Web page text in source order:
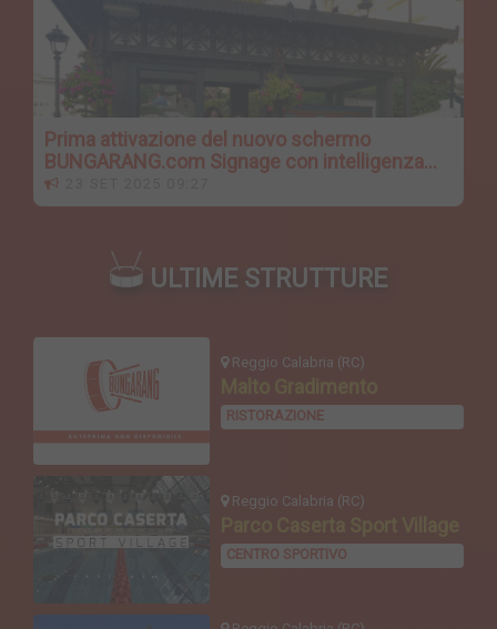
Prima attivazione del nuovo schermo
BUNGARANG.com Signage con intelligenza
artificiale
ULTIME STRUTTURE
Reggio Calabria (RC)
RISTORAZIONE
Reggio Calabria (RC)
CENTRO SPORTIVO